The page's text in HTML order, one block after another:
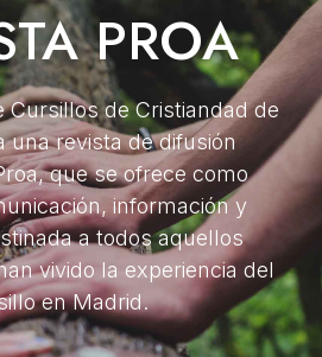
PROA
Cursillos de Cristiandad de
una revista de difusión
que se ofrece como
información y
a todos aquellos
vivido la experiencia del
en Madrid.